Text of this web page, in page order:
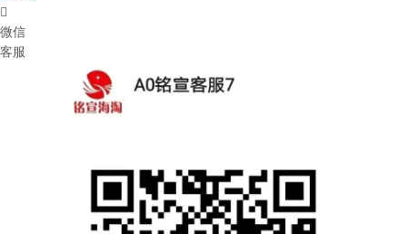

微信
客服